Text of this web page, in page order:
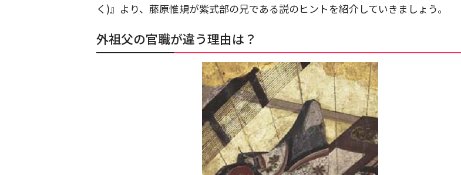
く)』より、藤原惟規が紫式部の兄である説のヒントを紹介していきましょう。
外祖父の官職が違う理由は？